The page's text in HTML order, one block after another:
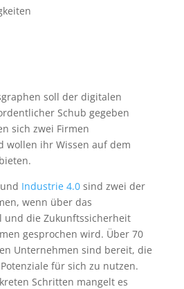
soll der digitalen
Schub gegeben
sich zwei Firmen
wollen ihr Wissen auf dem
Industrie 4.0sind zwei der
wenn über das
und die Zukunftssicherheit
gesprochen wird. Über 70
Unternehmen sind bereit, die
für sich zu nutzen.
Schritten mangelt es